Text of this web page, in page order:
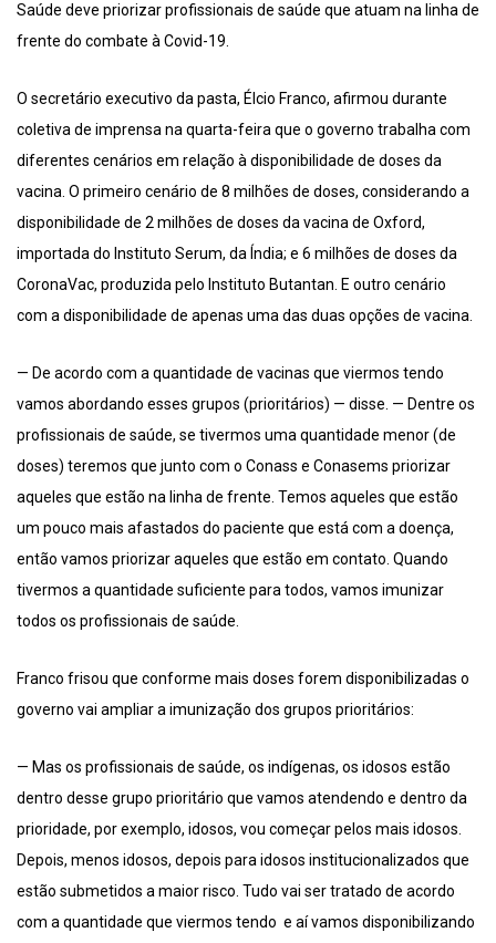
Saúde deve priorizar profissionais de saúde que atuam na linha de
frente do combate à Covid-19.
O secretário executivo da pasta, Élcio Franco, afirmou durante
coletiva de imprensa na quarta-feira que o governo trabalha com
diferentes cenários em relação à disponibilidade de doses da
vacina. O primeiro cenário de 8 milhões de doses, considerando a
disponibilidade de 2 milhões de doses da vacina de Oxford,
importada do Instituto Serum, da Índia; e 6 milhões de doses da
CoronaVac, produzida pelo Instituto Butantan. E outro cenário
com a disponibilidade de apenas uma das duas opções de vacina.
— De acordo com a quantidade de vacinas que viermos tendo
vamos abordando esses grupos (prioritários) — disse. — Dentre os
profissionais de saúde, se tivermos uma quantidade menor (de
doses) teremos que junto com o Conass e Conasems priorizar
aqueles que estão na linha de frente. Temos aqueles que estão
um pouco mais afastados do paciente que está com a doença,
então vamos priorizar aqueles que estão em contato. Quando
tivermos a quantidade suficiente para todos, vamos imunizar
todos os profissionais de saúde.
Franco frisou que conforme mais doses forem disponibilizadas o
governo vai ampliar a imunização dos grupos prioritários:
— Mas os profissionais de saúde, os indígenas, os idosos estão
dentro desse grupo prioritário que vamos atendendo e dentro da
prioridade, por exemplo, idosos, vou começar pelos mais idosos.
Depois, menos idosos, depois para idosos institucionalizados que
estão submetidos a maior risco. Tudo vai ser tratado de acordo
com a quantidade que viermos tendo e aí vamos disponibilizando